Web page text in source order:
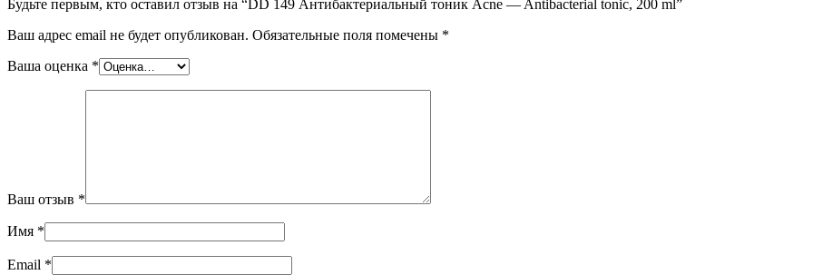
Будьте первым, кто оставил отзыв на “DD 149 Антибактериальный тоник Acne — Antibacterial tonic, 200 ml”
Ваш адрес email не будет опубликован. Обязательные поля помечены *
Ваша оценка *
Ваш отзыв *
Имя *
Email *